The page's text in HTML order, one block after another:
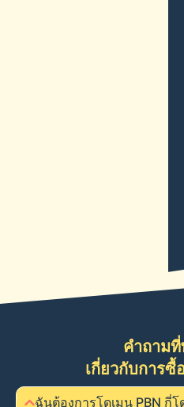
คำถาม
เกี่ยวกับการซื้
ฉันต้องการโดเมน PBN กี่